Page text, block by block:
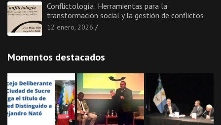
Conflictología: Herramientas para la
transformación social y la gestión de conflictos
12 enero, 2026
Momentos destacados